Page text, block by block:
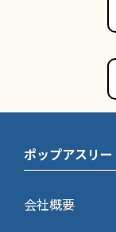
ポップアスリ
会社概要